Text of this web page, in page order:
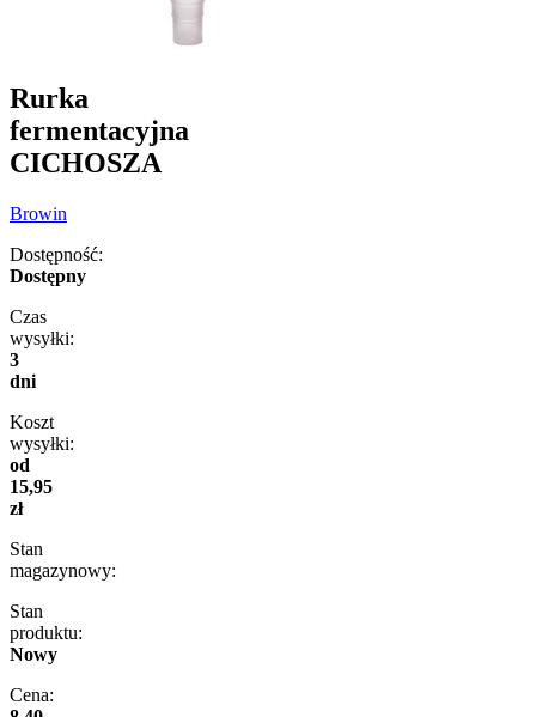
Rurka
fermentacyjna
CICHOSZA
Browin
Dostępność:
Dostępny
Czas
wysyłki:
3
dni
Koszt
wysyłki:
od
15,95
zł
Stan
magazynowy:
Stan
produktu:
Nowy
Cena: